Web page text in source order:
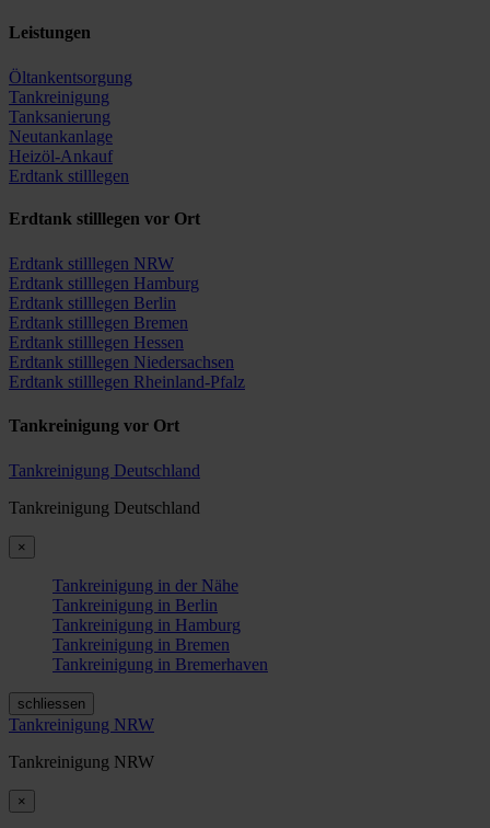
Leistungen
Öltankentsorgung
Tankreinigung
Tanksanierung
Neutankanlage
Heizöl-Ankauf
Erdtank stilllegen
Erdtank stilllegen vor Ort
Erdtank stilllegen NRW
Erdtank stilllegen Hamburg
Erdtank stilllegen Berlin
Erdtank stilllegen Bremen
Erdtank stilllegen Hessen
Erdtank stilllegen Niedersachsen
Erdtank stilllegen Rheinland-Pfalz
Tankreinigung vor Ort
Tankreinigung Deutschland
Tankreinigung Deutschland
×
Tankreinigung in der Nähe
Tankreinigung in Berlin
Tankreinigung in Hamburg
Tankreinigung in Bremen
Tankreinigung in Bremerhaven
schliessen
Tankreinigung NRW
Tankreinigung NRW
×